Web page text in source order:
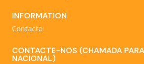
INFORMATION
Contacto
CONTACTE-NOS (CHAMADA
NACIONAL)